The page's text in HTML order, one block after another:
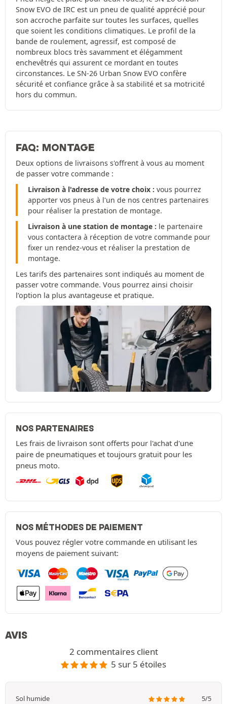
Snow EVO de IRC est un pneu de qualité apprécié pour
son accroche parfaite sur toutes les surfaces, quelles
que soient les conditions climatiques. Le profil de la
bande de roulement, agressif, est composé de
nombreux blocs très savamment et élégamment
enchevêtrés qui assurent ce mordant en toutes
circonstances. Le SN-26 Urban Snow EVO confère
sécurité et confiance grâce à sa stabilité et sa motricité
hors du commun.
FAQ: MONTAGE
Deux options de livraisons s'offrent à vous au moment
de passer votre commande :
Livraison à l'adresse de votre choix : vous pourrez
apporter vos pneus à l'un de nos centres partenaires
pour réaliser la prestation de montage.
Livraison à une station de montage : le partenaire
vous contactera à réception de votre commande pour
fixer un rendez-vous et réaliser la prestation de
montage.
Les tarifs des partenaires sont indiqués au moment de
passer votre commande. Vous pourrez ainsi choisir
l’option la plus avantageuse et pratique.
NOS PARTENAIRES
Les frais de livraison sont offerts pour l'achat d'une
paire de pneumatiques et toujours gratuit pour les
pneus moto.
NOS MÉTHODES DE PAIEMENT
Vous pouvez régler votre commande en utilisant les
moyens de paiement suivant:
AVIS
2 commentaires client
5 sur 5 étoiles
Sol humide 5/5